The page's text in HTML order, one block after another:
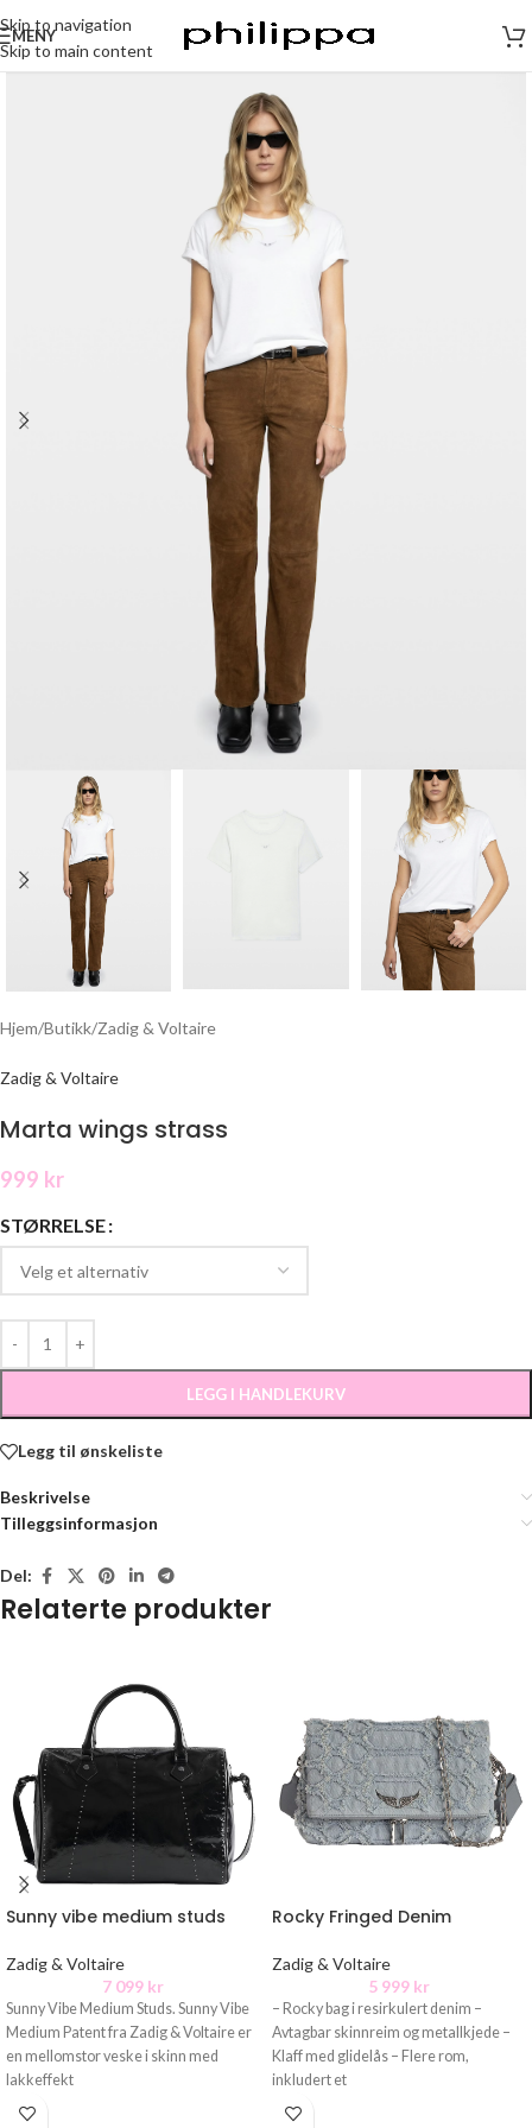
Skip to navigation
Skip to main content
MENY
Hjem/Butikk/Zadig & Voltaire
Zadig & Voltaire
Marta wings strass
999 kr
STØRRELSE
LEGG I HANDLEKURV
Legg til ønskeliste
Beskrivelse
Tilleggsinformasjon
Del:
Relaterte produkter
Sunny vibe medium studs
Zadig & Voltaire
7 099 kr
Sunny Vibe Medium Studs. Sunny Vibe
Medium Patent fra Zadig & Voltaire er
en mellomstor veske i skinn med
lakkeffekt
Rocky Fringed Denim
Zadig & Voltaire
5 999 kr
– Rocky bag i resirkulert denim –
Avtagbar skinnreim og metallkjede –
Klaff med glidelås – Flere rom,
inkludert et